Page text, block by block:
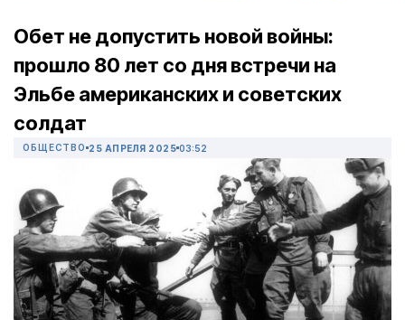
Обет не допустить новой войны:
прошло 80 лет со дня встречи на
Эльбе американских и советских
солдат
ОБЩЕСТВО 25 АПРЕЛЯ 2025 03:52